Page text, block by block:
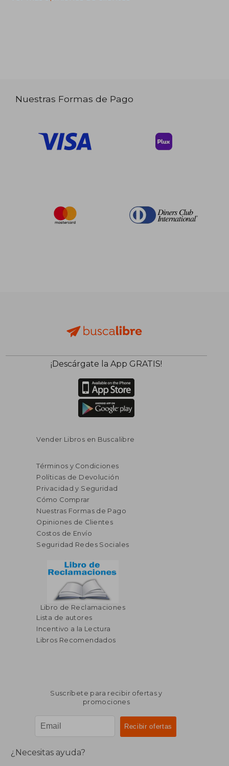
Nuestras Formas de Pago
¡Descárgate la App GRATIS!
Vender Libros en Buscalibre
Términos y Condiciones
Políticas de Devolución
Privacidad y Seguridad
Cómo Comprar
Nuestras Formas de Pago
Opiniones de Clientes
Costos de Envío
Seguridad Redes Sociales
Libro de Reclamaciones
Lista de autores
Incentivo a la Lectura
Libros Recomendados
Suscríbete para recibir ofertas y
promociones
¿Necesitas ayuda?